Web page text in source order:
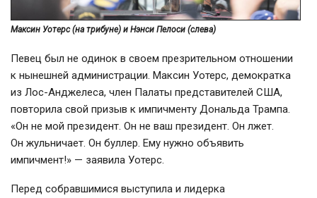
Максин Уотерс (на трибуне) и Нэнси Пелоси (слева)
Певец был не одинок в своем презрительном отношении
к нынешней администрации. Максин Уотерс, демократка
из Лос-Анджелеса, член Палаты представителей США,
повторила свой призыв к импичменту Дональда Трампа.
«Он не мой президент. Он не ваш президент. Он лжет.
Он жульничает. Он буллер. Ему нужно объявить
импичмент!» — заявила Уотерс.
Перед собравшимися выступила и лидерка